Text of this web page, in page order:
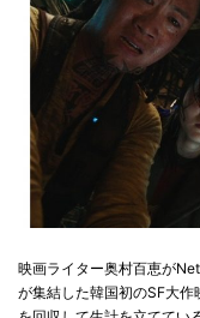
映画ライター奥村百恵が
が集結した韓国初のSF大作